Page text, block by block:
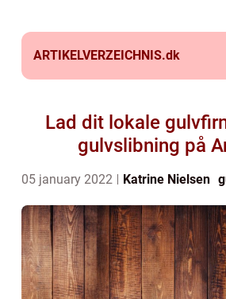
ARTIKELVERZEICHNIS.dk
Lad dit lokale
gulvslibning på
05 january 2022 Katrine Nielsen